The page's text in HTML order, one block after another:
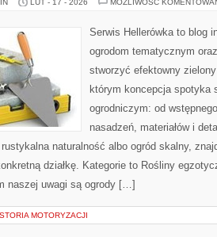
LUT - 17 - 2026 MOŻLIWOŚĆ
Serwis Hellerówka to blog
ogrodom tematycznym
stworzyć efektowny
którym koncepcja spotyka
ogrodniczym: od
nasadzeń, materiałów i
naturalność albo ogród skalny,
działkę. Kategorie to Rośliny
naszej uwagi są ogrody […]
MOTORYZACJI